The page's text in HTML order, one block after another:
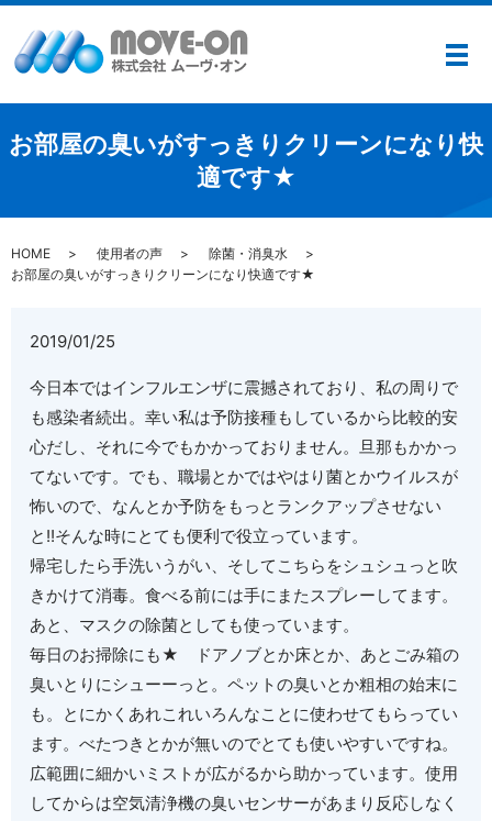
メ
お部屋の臭いがすっきりクリーンになり快
適です★
HOME 使用者の声
除菌・消臭水
お部屋の臭いがすっきりクリーンになり快適です★
2019/01/25
今日本ではインフルエンザに震撼されており、私の周りで
も感染者続出。幸い私は予防接種もしているから比較的安
心だし、それに今でもかかっておりません。旦那もかかっ
てないです。でも、職場とかではやはり菌とかウイルスが
怖いので、なんとか予防をもっとランクアップさせない
と!!そんな時にとても便利で役立っています。
帰宅したら手洗いうがい、そしてこちらをシュシュっと吹
きかけて消毒。食べる前には手にまたスプレーしてます。
あと、マスクの除菌としても使っています。
毎日のお掃除にも★ ドアノブとか床とか、あとごみ箱の
臭いとりにシューーっと。ペットの臭いとか粗相の始末に
も。とにかくあれこれいろんなことに使わせてもらってい
ます。べたつきとかが無いのでとても使いやすいですね。
広範囲に細かいミストが広がるから助かっています。使用
してからは空気清浄機の臭いセンサーがあまり反応しなく